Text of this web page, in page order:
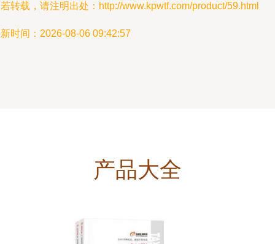
转载，请注明出处：http://www.kpwtf.com/product/59.html
时间：2026-08-06 09:42:57
产品大全